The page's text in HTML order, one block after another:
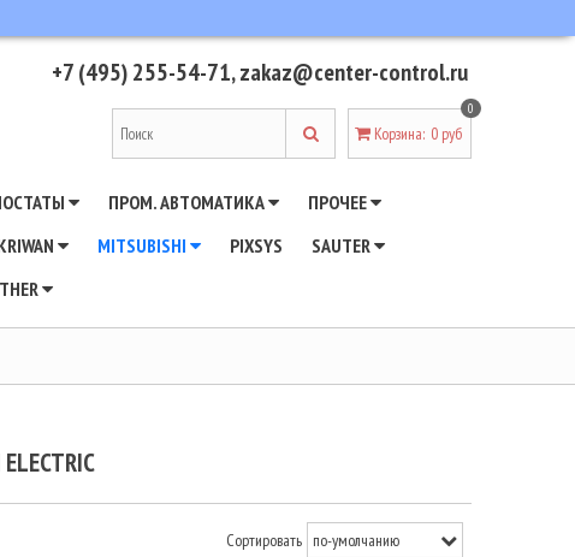
+7 (495) 255-54-71,zakaz@center-control.ru
Корзина:
0
0 руб
ПРОМ. АВТОМАТИКА
ПРОЧЕЕ
MITSUBISHI PIXSYS
SAUTER
Сортировать